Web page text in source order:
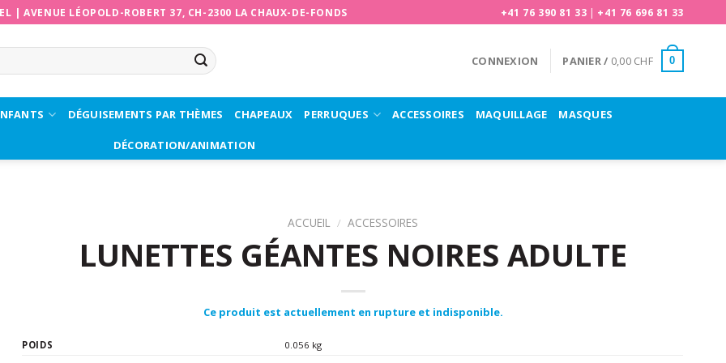
|AVENUE LÉOPOLD-ROBERT 37, CH-2300 LA CHAUX-DE-FONDS +41 76 390 81 33 | +41 76 696 81 33
CONNEXION PANIER / 0,00 CHF 0
DÉGUISEMENTS PAR THÈMES CHAPEAUX PERRUQUES ACCESSOIRES MAQUILLAGE MASQUES
DÉCORATION/ANIMATION
ACCUEIL / ACCESSOIRES
LUNETTES GÉANTES NOIRES ADULTE
Ce produit est actuellement en rupture et indisponible.
POIDS
0.056 kg